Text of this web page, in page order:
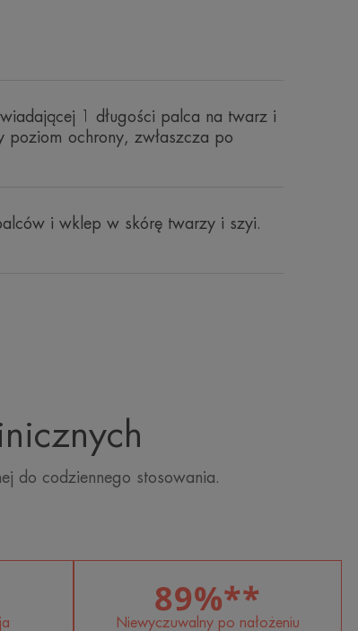
1 długości palca na twarz i
poziom ochrony, zwłaszcza po
i wklep w skórę twarzy i szyi.
do codziennego stosowania.
89%**
Niewyczuwalny po nałożeniu